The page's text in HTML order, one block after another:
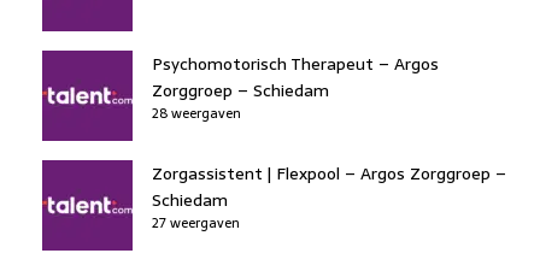
Psychomotorisch Therapeut – Argos
Zorggroep – Schiedam
28 weergaven
Zorgassistent | Flexpool – Argos Zorggroep –
Schiedam
27 weergaven